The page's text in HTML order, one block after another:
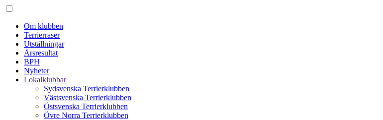
Om klubben
Terrierraser
Utställningar
Årsresultat
BPH
Nyheter
Lokalklubbar
Sydsvenska Terrierklubben
Västsvenska Terrierklubben
Östsvenska Terrierklubben
Övre Norra Terrierklubben